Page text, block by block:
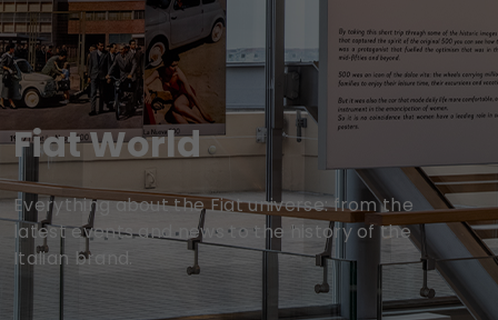
Fiat World
Everything about the Fiat universe: from the
latest events and news to the history of the
Italian brand.